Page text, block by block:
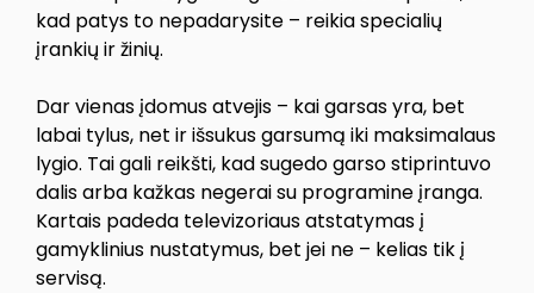
kad patys to nepadarysite – reikia specialių
įrankių ir žinių.
Dar vienas įdomus atvejis – kai garsas yra, bet
labai tylus, net ir išsukus garsumą iki maksimalaus
lygio. Tai gali reikšti, kad sugedo garso stiprintuvo
dalis arba kažkas negerai su programine įranga.
Kartais padeda televizoriaus atstatymas į
gamyklinius nustatymus, bet jei ne – kelias tik į
servisą.